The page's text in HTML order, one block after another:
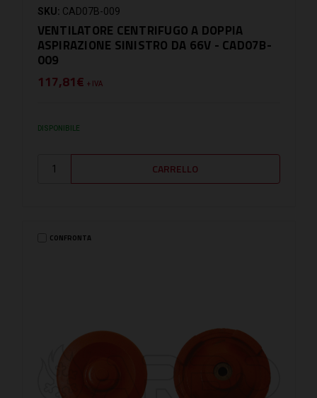
SKU: CAD07B-009
VENTILATORE CENTRIFUGO A DOPPIA
ASPIRAZIONE SINISTRO DA 66V - CAD07B-
009
117,81€ + IVA
DISPONIBILE
CONFRONTA